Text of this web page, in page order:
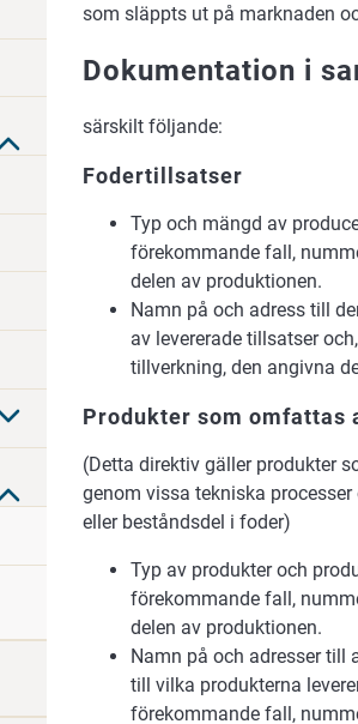
som släppts ut på marknaden
Dokumentation i
särskilt följande:
Fodertillsatser
Typ och mängd av
förekommande fall,
delen av produktionen.
Namn på och adress till
av levererade tillsatser
tillverkning, den angivna
Produkter som omfattas
(Detta direktiv gäller produkter
genom vissa tekniska
eller beståndsdel i foder)
Typ av produkter och
förekommande fall,
delen av produktionen.
Namn på och adresser till
till vilka produkterna
förekommande fall,